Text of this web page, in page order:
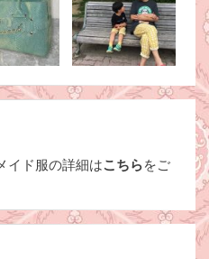
イド服の詳細はこちらをご